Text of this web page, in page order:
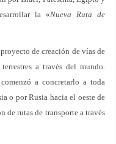
la «Nueva Ruta de
de creación de vías de
a través del mundo.
a concretarlo a toda
o por Rusia hacia el oeste de
de rutas de transporte a través